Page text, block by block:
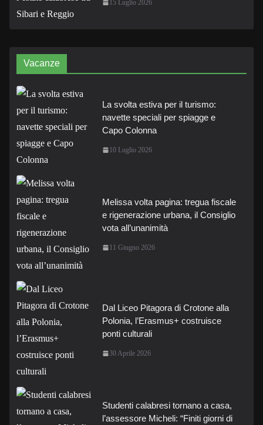
15 Luglio 2026
Vacanze
La svolta estiva per il turismo:
navette speciali per spiagge e
Capo Colonna
10 Luglio 2026
Melissa volta pagina: tregua fiscale
e rigenerazione urbana, il Consiglio
vota all’unanimità
11 Giugno 2026
Dal Liceo Pitagora di Crotone alla
Polonia, l’Erasmus+ costruisce
ponti culturali
30 Aprile 2026
Studenti calabresi tornano a casa,
l’assessore Micheli: “Finiti giorni di